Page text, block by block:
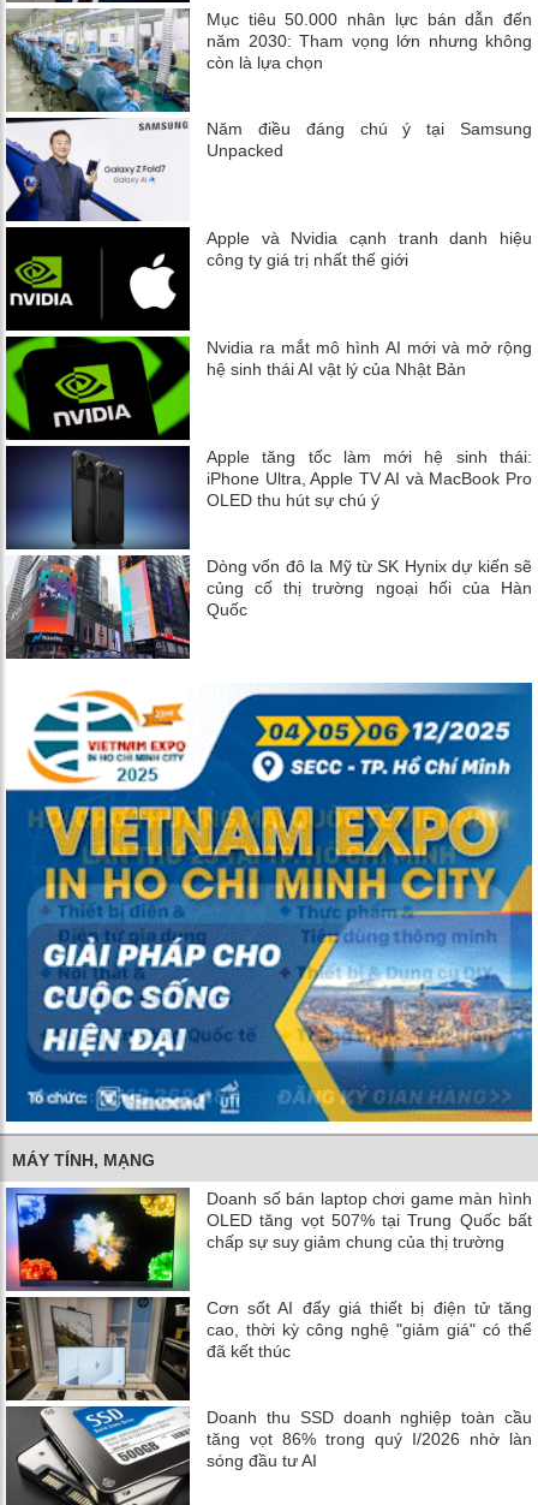
Mục tiêu 50.000 nhân lực bán dẫn đến
năm 2030: Tham vọng lớn nhưng không
còn là lựa chọn
Năm điều đáng chú ý tại Samsung
Unpacked
Apple và Nvidia cạnh tranh danh hiệu
công ty giá trị nhất thế giới
Nvidia ra mắt mô hình AI mới và mở rộng
hệ sinh thái AI vật lý của Nhật Bản
Apple tăng tốc làm mới hệ sinh thái:
iPhone Ultra, Apple TV AI và MacBook Pro
OLED thu hút sự chú ý
Dòng vốn đô la Mỹ từ SK Hynix dự kiến ​​sẽ
củng cố thị trường ngoại hối của Hàn
Quốc
MÁY TÍNH, MẠNG
Doanh số bán laptop chơi game màn hình
OLED tăng vọt 507% tại Trung Quốc bất
chấp sự suy giảm chung của thị trường
Cơn sốt AI đẩy giá thiết bị điện tử tăng
cao, thời kỳ công nghệ "giảm giá" có thể
đã kết thúc
Doanh thu SSD doanh nghiệp toàn cầu
tăng vọt 86% trong quý I/2026 nhờ làn
sóng đầu tư AI